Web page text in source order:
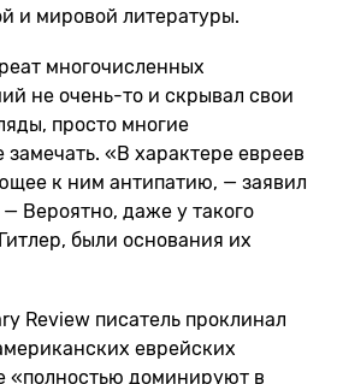
и мировой литературы.
многочисленных
не очень-то и скрывал свои
просто многие
замечать. «В характере евреев
к ним антипатию, — заявил
Вероятно, даже у такого
были основания их
Review писатель проклинал
еврейских
«полностью доминируют в